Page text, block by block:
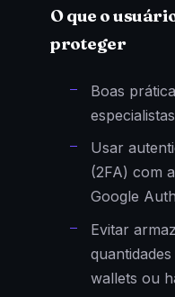
O que o
proteger
Boas
Usar
(2FA) com
Google
Evitar
wallets ou